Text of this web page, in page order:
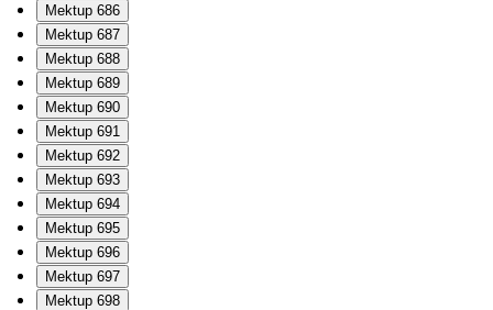
Mektup 686
Mektup 687
Mektup 688
Mektup 689
Mektup 690
Mektup 691
Mektup 692
Mektup 693
Mektup 694
Mektup 695
Mektup 696
Mektup 697
Mektup 698